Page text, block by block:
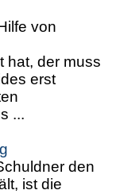
von
hat, der muss
erst
...
den
ist die